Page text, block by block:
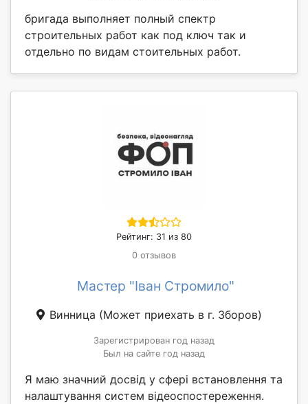
бригада выполняет полный спектр
строительных работ как под ключ так и
отдельно по видам стоительных работ.
Рейтинг: 31 из 80
0 отзывов
Мастер "Іван Стромило"
Винница (Может приехать в г. Зборов)
Зарегистрирован год назад
Был на сайте год назад
Я маю значний досвід у сфері встановлення та
налаштування систем відеоспостереження.